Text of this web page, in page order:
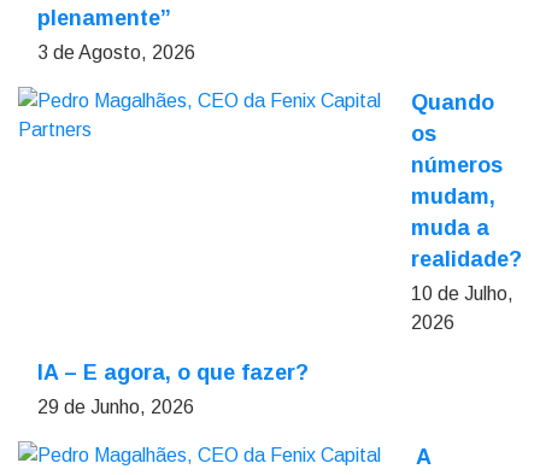
plenamente”
3 de Agosto, 2026
Quando
os
números
mudam,
muda a
realidade?
10 de Julho,
2026
IA – E agora, o que fazer?
29 de Junho, 2026
A